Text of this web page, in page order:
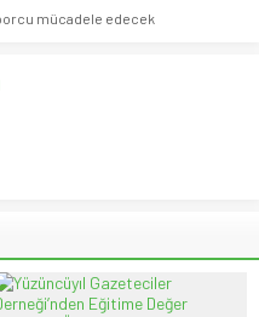
mücadele edecek